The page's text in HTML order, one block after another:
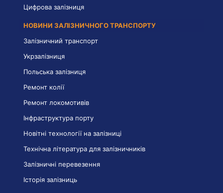
Цифрова залізниця
НОВИНИ ЗАЛІЗНИЧНОГО ТРАНСПОРТУ
Залізничний транспорт
Укрзалізниця
Польська залізниця
Ремонт колії
Ремонт локомотивів
Інфраструктура порту
Новітні технології на залізниці
Технічна література для залізничників
Залізничні перевезення
Історія залізниць